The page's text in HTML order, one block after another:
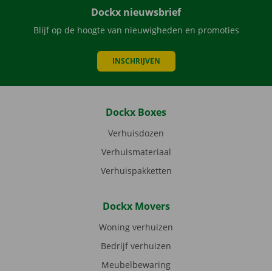
Dockx nieuwsbrief
Blijf op de hoogte van nieuwigheden en promoties
INSCHRIJVEN
Dockx Boxes
Verhuisdozen
Verhuismateriaal
Verhuispakketten
Dockx Movers
Woning verhuizen
Bedrijf verhuizen
Meubelbewaring